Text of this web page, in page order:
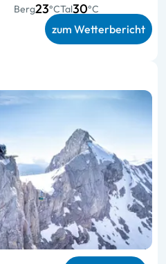
Berg23°CTal30°C
zum Wetterbericht